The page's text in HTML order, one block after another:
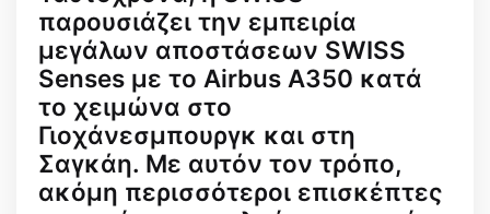
παρουσιάζει την εμπειρία
μεγάλων αποστάσεων SWISS
Senses με το Airbus A350 κατά
το χειμώνα στο
Γιοχάνεσμπουργκ και στη
Σαγκάη. Με αυτόν τον τρόπο,
ακόμη περισσότεροι επισκέπτες